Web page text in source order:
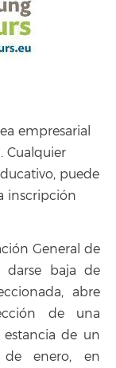
empresarial
Cualquier
puede
inscripción
General de
darse baja de
abre
de una
estancia de un
enero, en